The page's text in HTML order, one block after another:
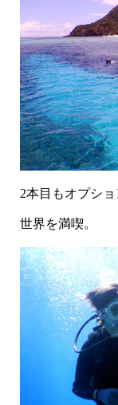
2本目もオプシ
世界を満喫。